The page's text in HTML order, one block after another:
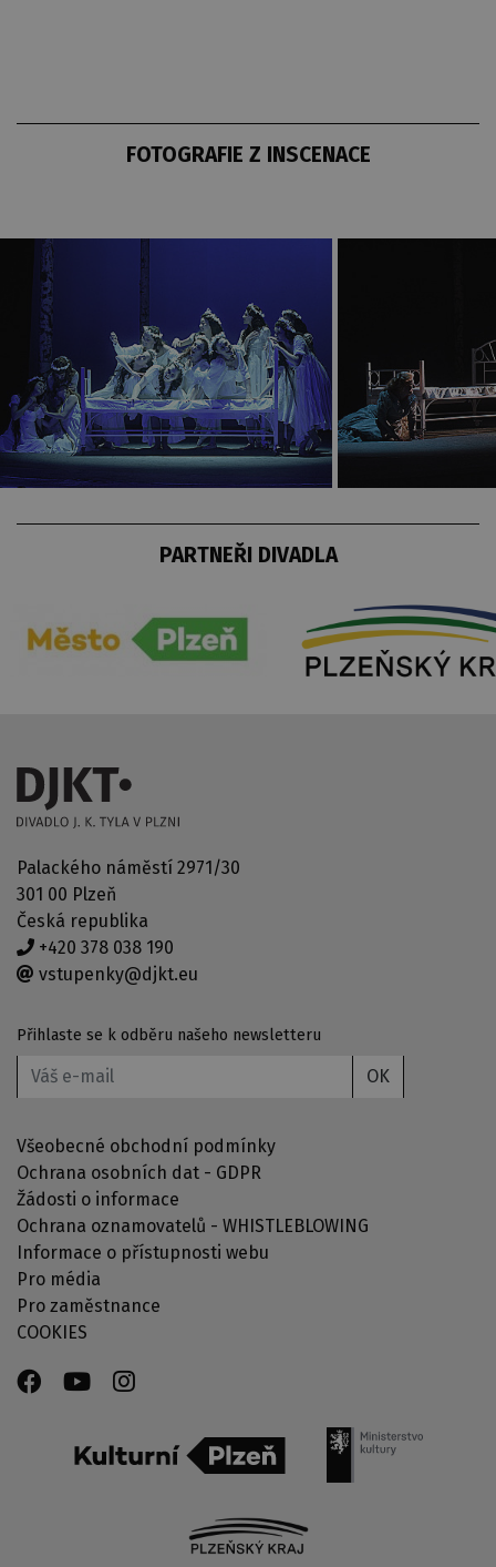
FOTOGRAFIE Z INSCENACE
PARTNEŘI DIVADLA
Palackého náměstí 2971/30
301 00 Plzeň
Česká republika
+420 378 038 190
vstupenky@djkt.eu
Přihlaste se k odběru našeho newsletteru
OK
Všeobecné obchodní podmínky
Ochrana osobních dat - GDPR
Žádosti o informace
Ochrana oznamovatelů - WHISTLEBLOWING
Informace o přístupnosti webu
Pro média
Pro zaměstnance
COOKIES